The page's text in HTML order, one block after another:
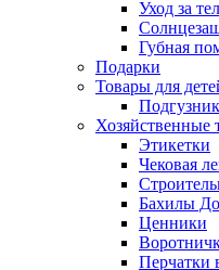
Уход за
Губная
Подарки
Товары для
Хозяйственные
Этикетки
Чековая
Бахилы
Ценники
Перчатки